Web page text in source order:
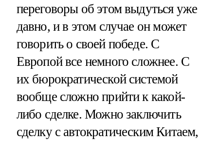
переговоры об этом выдуться уже
давно, и в этом случае он может
говорить о своей победе. С
Европой все немного сложнее. С
их бюрократической системой
вообще сложно прийти к какой-
либо сделке. Можно заключить
сделку с автократическим Китаем,